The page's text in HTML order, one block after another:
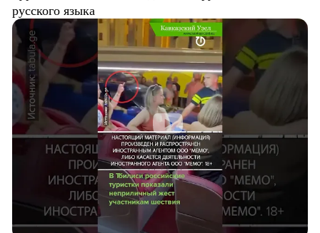
русского языка